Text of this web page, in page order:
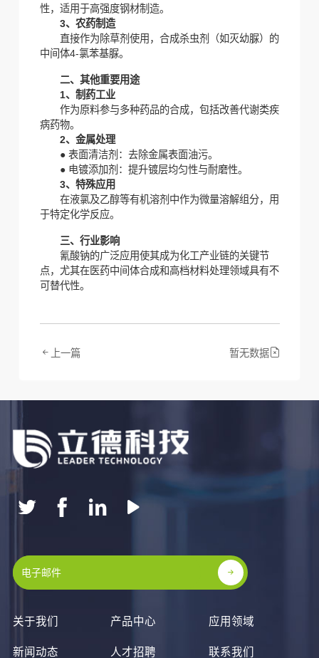
性，适用于高强度钢材制造‌。
3、‌农药制造‌
直接作为除草剂使用，合成杀虫剂（如灭幼脲）的
中间体4-氯苯基脲‌。
二、其他重要用途
1‌、‌制药工业‌
作为原料参与多种药品的合成，包括改善代谢类疾
病药物‌。
2、‌金属处理‌
● 表面清洁剂：去除金属表面油污。
● 电镀添加剂：提升镀层均匀性与耐磨性‌。
‌3、特殊应用‌
在液氯及乙醇等有机溶剂中作为微量溶解组分，用
于特定化学反应‌。
三、行业影响
氰酸钠的广泛应用使其成为化工产业链的关键节
点，尤其在医药中间体合成和高档材料处理领域具有不
可替代性‌。
上一篇 暂无数据
关于我们 产品中心 应用领域
新闻动态 人才招聘 联系我们